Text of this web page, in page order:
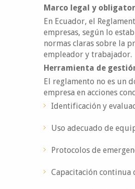
Marco legal y
En Ecuador, el
empresas, según lo
normas claras sobre la
empleador y trabajador.
Herramienta de
El reglamento no es un
empresa en acciones
Identificación y
Uso adecuado de
Protocolos de
Capacitación continua